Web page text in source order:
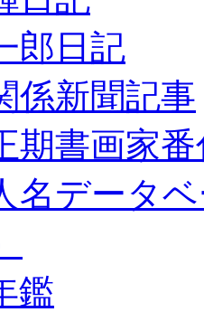
郎日記
係新聞記事
期書画家
名データ
鑑